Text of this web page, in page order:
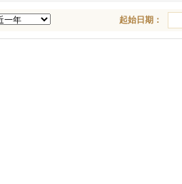
起始日期：